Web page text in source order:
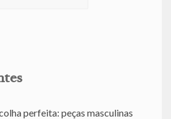
perfeita: peças masculinas